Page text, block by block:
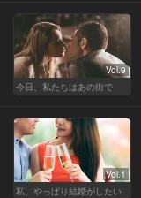
Vol.9
今日、私たちはあの街で
Vol.1
私、やっぱり結婚がしたい